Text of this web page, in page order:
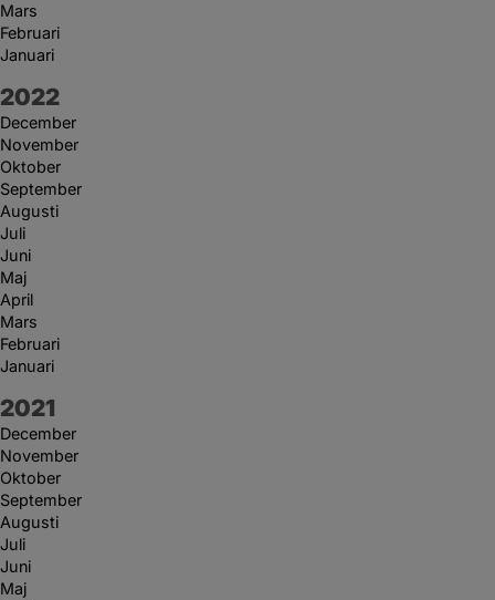
Mars
Februari
Januari
År:
2022
December
November
Oktober
September
Augusti
Juli
Juni
Maj
April
Mars
Februari
Januari
År:
2021
December
November
Oktober
September
Augusti
Juli
Juni
Maj